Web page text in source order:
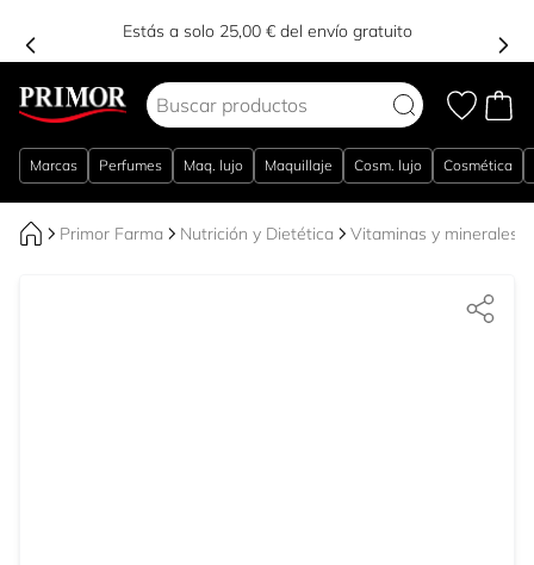
Estás a solo 25,00 € del envío gratuito
Marcas Perfumes Maq. lujo Maquillaje Cosm. lujo Cosmética
Primor Farma Nutrición y Dietética Vitaminas y minerales